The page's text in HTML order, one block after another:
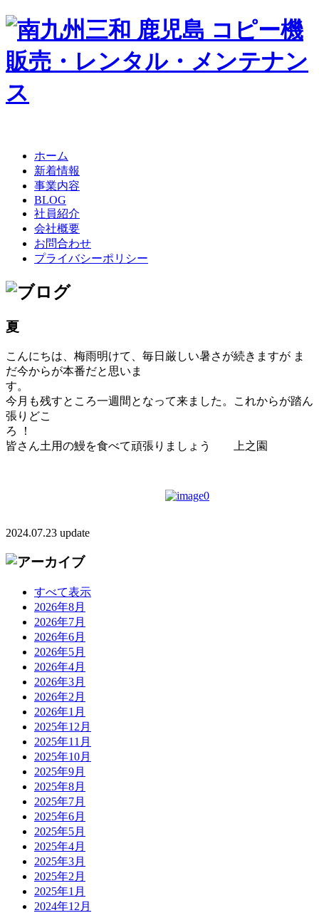
ホーム
新着情報
事業内容
BLOG
社員紹介
会社概要
お問合わせ
プライバシーポリシー
夏
こんにちは、梅雨明けて、毎日厳しい暑さが続きますが ま
だ今からが本番だと思いま
今月も残すところ一週間となって来ました。これからが踏ん
張りどこ
ろ
皆さん土用の鰻を食べて頑張りましょう 上之園
2024.07.23 update
すべて表示
2026年8月
2026年7月
2026年6月
2026年5月
2026年4月
2026年3月
2026年2月
2026年1月
2025年12月
2025年11月
2025年10月
2025年9月
2025年8月
2025年7月
2025年6月
2025年5月
2025年4月
2025年3月
2025年2月
2025年1月
2024年12月